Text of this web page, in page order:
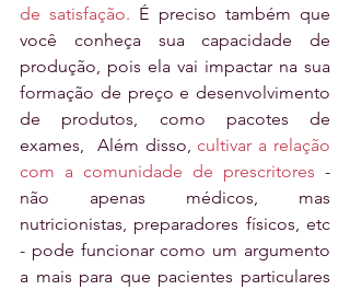
de satisfação. É preciso também que
você conheça sua capacidade de
produção, pois ela vai impactar na sua
formação de preço e desenvolvimento
de produtos, como pacotes de
exames,  Além disso, cultivar a relação
com a comunidade de prescritores -
não apenas médicos, mas
nutricionistas, preparadores físicos, etc
- pode funcionar como um argumento
a mais para que pacientes particulares